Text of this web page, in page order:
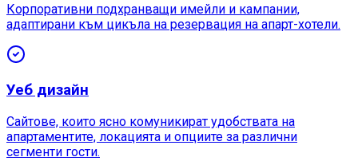
Корпоративни подхранващи имейли и кампании,
адаптирани към цикъла на резервация на апарт-хотели.
Уеб дизайн
Сайтове, които ясно комуникират удобствата на
апартаментите, локацията и опциите за различни
сегменти гости.